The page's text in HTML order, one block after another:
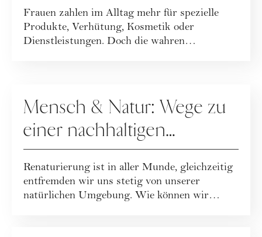
Frauen zahlen im Alltag mehr für spezielle
Produkte, Verhütung, Kosmetik oder
Dienstleistungen. Doch die wahren
Mensch & Natur: Wege zu
einer nachhaltigen
Beziehung
Renaturierung ist in aller Munde, gleichzeitig
entfremden wir uns stetig von unserer
natürlichen Umgebung. Wie können wir